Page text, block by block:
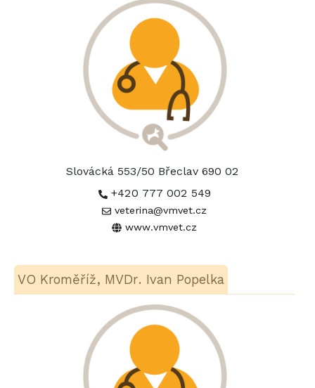
Slovácká 553/50 Břeclav 690 02
+420 777 002 549
veterina@vmvet.cz
www.vmvet.cz
VO Kroměříž, MVDr. Ivan Popelka